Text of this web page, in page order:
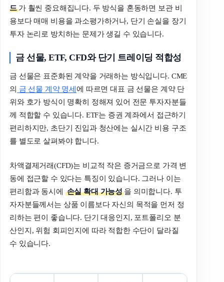
드가 훨씬 중요해집니다. 두 방식을 혼동하면 보관 비
용보다 매매 비용을 과소평가하거나, 단기 손실을 장기
투자 논리로 방치하는 문제가 생길 수 있습니다.
금 선물, ETF, CFD와 단기 트레이딩 적합성
금 선물은 표준화된 계약을 거래하는 방식입니다. CME
의 금 선물 계약 명세에 따르면 대표 금 선물은 계약 단
위와 호가 방식이 명확히 정해져 있어 전문 투자자분들
께 적합할 수 있습니다. ETF는 증권 계좌에서 접근하기
편리하지만, 초단기 진입과 청산에는 실시간 비용 구조
를 별도로 살펴봐야 합니다.
차액결제거래(CFD)는 비교적 작은 증거금으로 가격 변
동에 접근할 수 있다는 특징이 있습니다. 그러나 이는
편리함과 동시에
손실 확대 가능성 을 의미합니다. 투
자자분들께서는 상품 이름보다 자신의 목적을 먼저 정
리하는 편이 좋습니다. 단기 대응인지, 포트폴리오 분
산인지, 위험 회피인지에 따라 적합한 수단이 달라질
수 있습니다.